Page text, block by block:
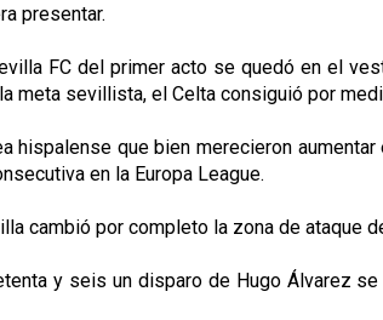
presentar.
FC del primer acto se quedó en el
meta sevillista, el Celta consiguió por
que bien merecieron
en la Europa League.
cambió por completo la zona de ataque
y seis un disparo de Hugo Álvarez